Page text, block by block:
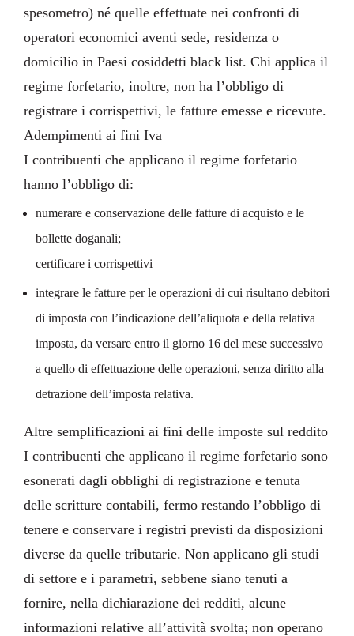
spesometro) né quelle effettuate nei confronti di
operatori economici aventi sede, residenza o
domicilio in Paesi cosiddetti black list. Chi applica il
regime forfetario, inoltre, non ha l’obbligo di
registrare i corrispettivi, le fatture emesse e ricevute.
Adempimenti ai fini Iva
I contribuenti che applicano il regime forfetario
hanno l’obbligo di:
numerare e conservazione delle fatture di acquisto e le
bollette doganali;
certificare i corrispettivi
integrare le fatture per le operazioni di cui risultano debitori
di imposta con l’indicazione dell’aliquota e della relativa
imposta, da versare entro il giorno 16 del mese successivo
a quello di effettuazione delle operazioni, senza diritto alla
detrazione dell’imposta relativa.
Altre semplificazioni ai fini delle imposte sul reddito
I contribuenti che applicano il regime forfetario sono
esonerati dagli obblighi di registrazione e tenuta
delle scritture contabili, fermo restando l’obbligo di
tenere e conservare i registri previsti da disposizioni
diverse da quelle tributarie. Non applicano gli studi
di settore e i parametri, sebbene siano tenuti a
fornire, nella dichiarazione dei redditi, alcune
informazioni relative all’attività svolta; non operano